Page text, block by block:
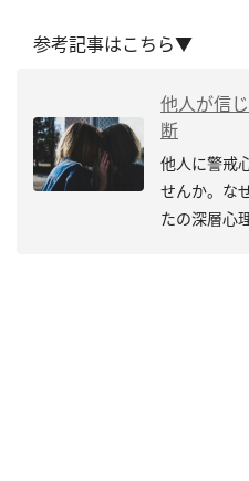
参考記事はこちら▼
他人が信
断
他人に警戒
せんか。な
たの深層心